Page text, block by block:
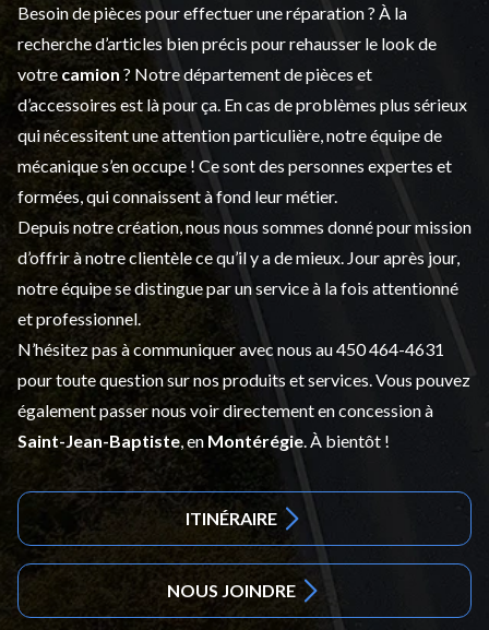
Besoin de pièces pour effectuer une réparation ? À la
recherche d’articles bien précis pour rehausser le look de
votre camion ? Notre département depièces et
d’accessoiresest là pour ça. En cas de problèmes plus sérieux
qui nécessitent une attention particulière, notre équipe de
mécanique s’en occupe ! Ce sont des personnes expertes et
formées, qui connaissent à fond leur métier.
Depuis notre création, nous nous sommes donné pour mission
d’offrir à notre clientèle ce qu’il y a de mieux. Jour après jour,
notre équipe se distingue par un service à la fois attentionné
et professionnel.
N’hésitez pas à communiquer avec nous au450 464-4631
pour toute question sur nos produits et services. Vous pouvez
également passer nous voir directement en concession à
Saint-Jean-Baptiste , en Montérégie . À bientôt !
ITINÉRAIRE
NOUS JOINDRE